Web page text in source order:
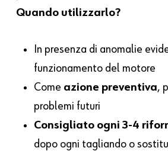
Quando utilizzarlo?
In presenza di anomalie
funzionamento del motore
Come azione preventiva,
problemi futuri
Consigliato ogni 3-4
dopo ogni tagliando o